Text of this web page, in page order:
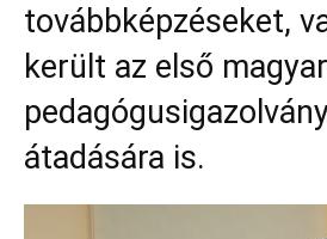
továbbképzéseket,
került az első
átadására is.